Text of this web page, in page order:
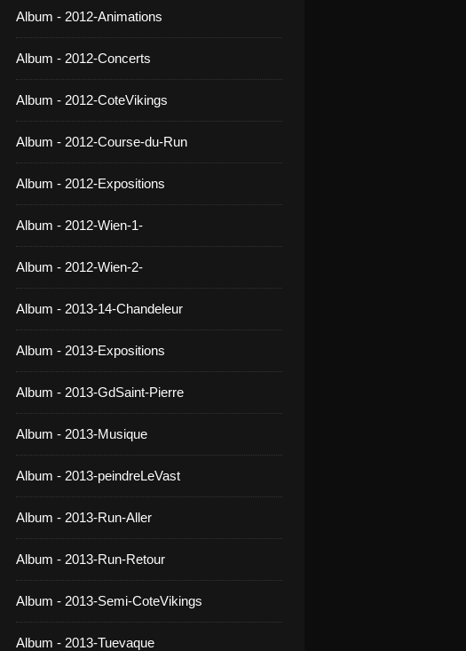
Album - 2012-Animations
Album - 2012-Concerts
Album - 2012-CoteVikings
Album - 2012-Course-du-Run
Album - 2012-Expositions
Album - 2012-Wien-1-
Album - 2012-Wien-2-
Album - 2013-14-Chandeleur
Album - 2013-Expositions
Album - 2013-GdSaint-Pierre
Album - 2013-Musique
Album - 2013-peindreLeVast
Album - 2013-Run-Aller
Album - 2013-Run-Retour
Album - 2013-Semi-CoteVikings
Album - 2013-Tuevaque